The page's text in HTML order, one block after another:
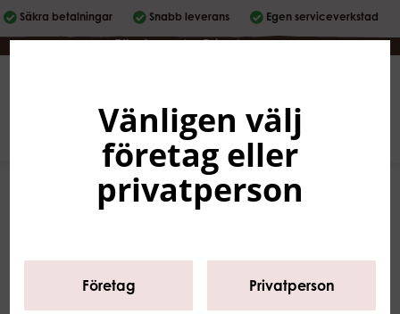
Säkra betalningar Snabb leverans Egen serviceverkstad
Företag | Privatperson
0
Vänligen välj
företag eller
privatperson
Företag Privatperson